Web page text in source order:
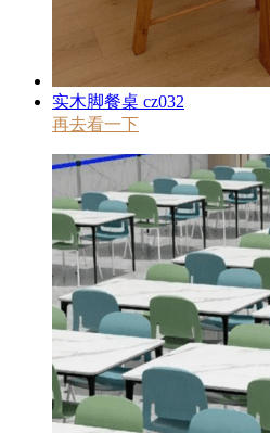
实木脚餐桌 cz032
再去看一下